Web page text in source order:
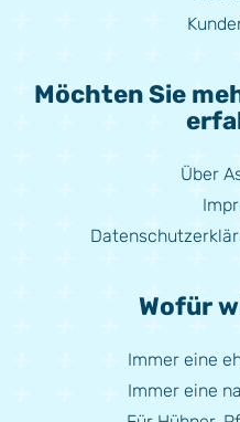
Möchten Sie
Über
Wofür
Immer eine
Immer eine